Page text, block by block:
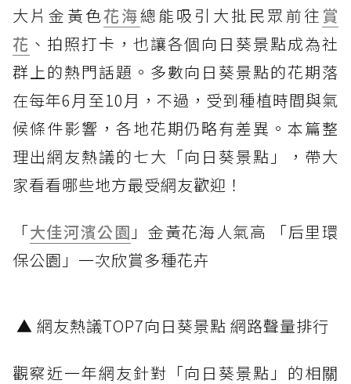
大片金黃色花海總能吸引大批民眾前往 賞
花 、拍照打卡，也讓各個向日葵景點成為社
群上的熱門話題。多數向日葵景點的花期落
在每年6月至10月，不過，受到種植時間與氣
候條件影響，各地花期仍略有差異。本篇整
理出網友熱議的七大「向日葵景點」，帶大
家看看哪些地方最受網友歡迎！
「大佳河濱公園 」金黃花海人氣高 「后里環
保公園」一次欣賞多種花卉
▲ 網友熱議TOP7向日葵景點 網路聲量排行
觀察近一年網友針對「向日葵景點」的相關